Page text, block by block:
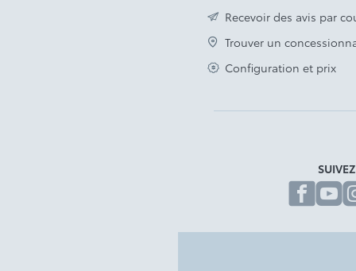
Recevoir des avis par
Trouver un
Configuration et prix